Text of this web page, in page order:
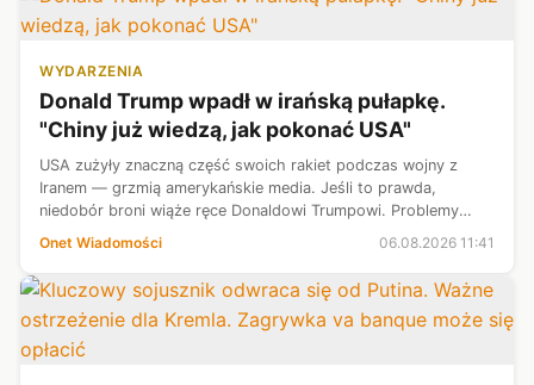
WYDARZENIA
Donald Trump wpadł w irańską pułapkę.
"Chiny już wiedzą, jak pokonać USA"
USA zużyły znaczną część swoich rakiet podczas wojny z
Iranem — grzmią amerykańskie media. Jeśli to prawda,
niedobór broni wiąże ręce Donaldowi Trumpowi. Problemy
Waszyngtonu mogą wywołać efekt domina w Azji. A Chiny
Onet Wiadomości 06.08.2026 11:41